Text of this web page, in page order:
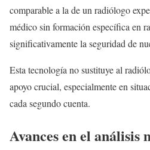
comparable a la de un radiólogo
médico sin formación específica en
significativamente la seguridad de
Esta tecnología no sustituye al
apoyo crucial, especialmente en
cada segundo cuenta.
Avances en el análisis